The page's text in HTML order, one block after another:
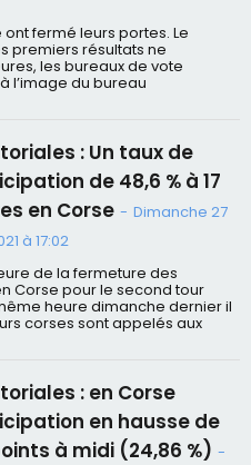
fermé leurs portes. Le
premiers résultats ne
les bureaux de vote
l’image du bureau
: Un taux de
de 48,6 % à 17
en Corse - Dimanche 27
à 17:02
de la fermeture des
Corse pour le second tour
heure dimanche dernier il
corses sont appelés aux
: en Corse
en hausse de
à midi (24,86 %) -